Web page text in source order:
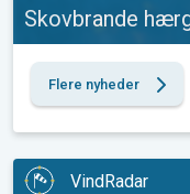
Skovbrande
Flere nyheder
VindRadar